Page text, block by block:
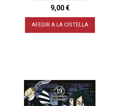
9,00 €
AFEGIR A LA CISTELLA